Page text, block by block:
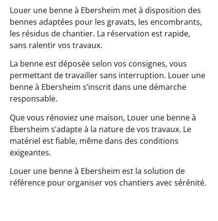
Louer une benne à Ebersheim met à disposition des
bennes adaptées pour les gravats, les encombrants,
les résidus de chantier. La réservation est rapide,
sans ralentir vos travaux.
La benne est déposée selon vos consignes, vous
permettant de travailler sans interruption. Louer une
benne à Ebersheim s’inscrit dans une démarche
responsable.
Que vous rénoviez une maison, Louer une benne à
Ebersheim s’adapte à la nature de vos travaux. Le
matériel est fiable, même dans des conditions
exigeantes.
Louer une benne à Ebersheim est la solution de
référence pour organiser vos chantiers avec sérénité.